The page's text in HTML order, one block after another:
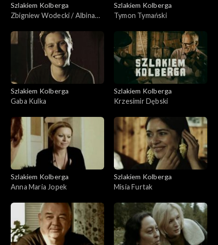
Szlakiem Kolberga
Zbigniew Wodecki / Albina
Szlakiem Kolberga
Tymon Tymański
Szlakiem Kolberga
Gaba Kulka
Szlakiem Kolberga
Krzesimir Dębski
Szlakiem Kolberga
Anna Maria Jopek
Szlakiem Kolberga
Misia Furtak